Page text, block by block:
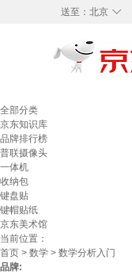
◇
送至： 北京
全部分类
京东知识库
品牌排行榜
普联摄像头
一体机
收纳包
键盘贴
键帽贴纸
京东美术馆
当前位置：
首页 > 数学 > 数学分析入门
品牌: